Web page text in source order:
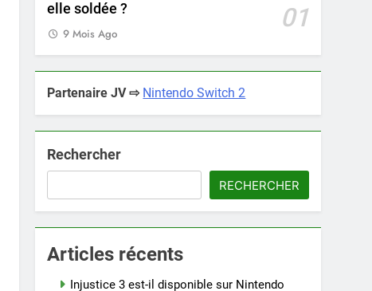
elle soldée ?
01
9 Mois Ago
Partenaire JV ⇨ Nintendo Switch 2
Rechercher
RECHERCHER
Articles récents
Injustice 3 est-il disponible sur Nintendo